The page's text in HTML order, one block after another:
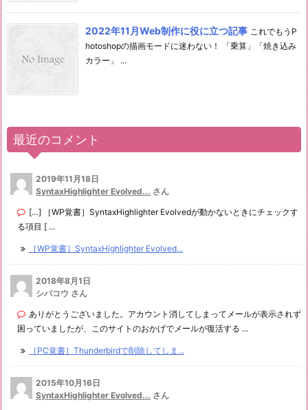
2022年11月Web制作に役に立つ記事 これでもうP
hotoshopの描画モードに迷わない！ 「乗算」「焼き込み
カラー」 ...
最近のコメント
2019年11月18日
SyntaxHighlighter Evolved... さん
[…] ［WP覚書］SyntaxHighlighter Evolvedが動かないときにチェックす
る項目 [ ...
［WP覚書］SyntaxHighlighter Evolved...
2018年8月1日
シバコウ さん
ありがとうございました。アカウント消してしまってメールが表示されず
困っていましたが、このサイトのおかげでメールが復活する ...
［PC覚書］Thunderbirdで削除してしま...
2015年10月16日
SyntaxHighlighter Evolved... さん